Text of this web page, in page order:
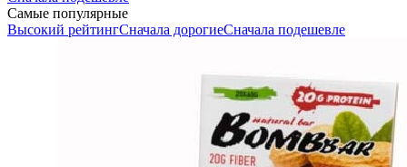
Самые популярные
Высокий рейтингСначала дорогиеСначала подешевле